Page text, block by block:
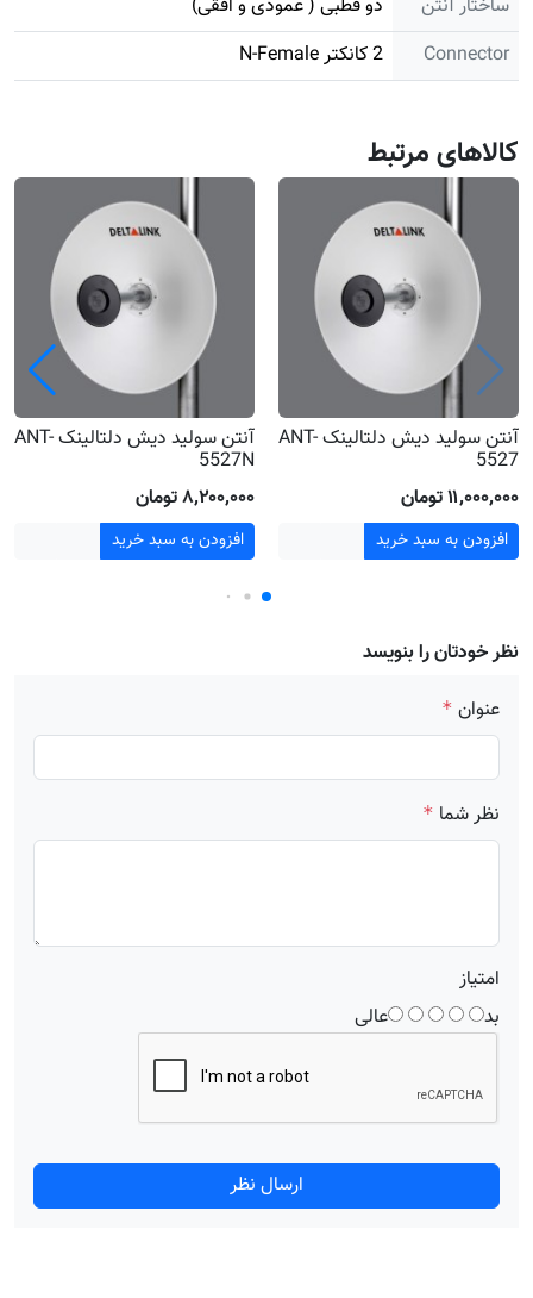
ساختار آنتن
دو قطبی ( عمودی و افقی)
Connector
2 کانکتر N-Female
کالاهای مرتبط
آنتن سولید دیش دلتالینک ANT-
5527
۱۱٬۰۰۰٬۰۰۰ تومان
افزودن به سبد خرید
آنتن سولید دیش دلتالینک ANT-
5527N
۸٬۲۰۰٬۰۰۰ تومان
افزودن به سبد خرید
نظر خودتان را بنویسد
عنوان *
نظر شما *
امتیاز
بد
عالی
ارسال نظر